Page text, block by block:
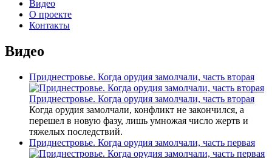
Видео
О проекте
Контакты
Видео
Приднестровье. Когда орудия замолчали, часть вторая
Приднестровье. Когда орудия замолчали, часть вторая
Когда орудия замолчали, конфликт не закончился, а
перешел в новую фазу, лишь умножая число жертв и
тяжелых последствий.
Приднестровье. Когда орудия замолчали, часть первая